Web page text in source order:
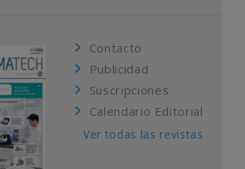
Contacto
Publicidad
Suscripciones
Calendario Editorial
Ver todas las revistas